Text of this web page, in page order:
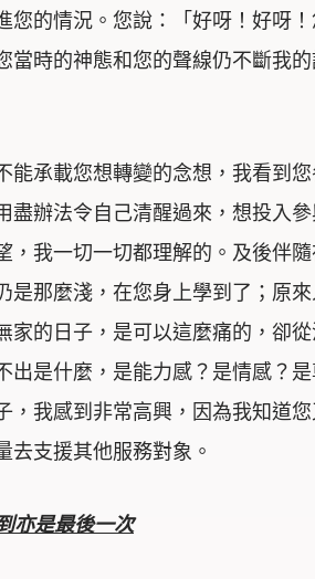
您的情況。您說：「好呀！好呀
時的神態和您的聲線仍不斷我
承載您想轉變的念想，我看到
盡辦法令自己清醒過來，想投入
我一切一切都理解的。及後伴隨
那麼淺，在您身上學到了；原
家的日子，是可以這麼痛的，卻
是什麼，是能力感？是情感？
我感到非常高興，因為我知道
去支援其他服務對象。
亦是最後一次